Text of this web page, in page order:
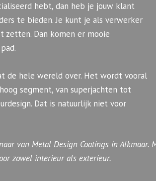
hebt, dan heb je jouw klant
te bieden. Je kunt je als verwerker
zetten. Dan komen er mooie
de hele wereld over. Het wordt vooral
segment, van superjachten tot
Dat is natuurlijk niet voor
van Metal Design Coatings in
zowel interieur als exterieur.